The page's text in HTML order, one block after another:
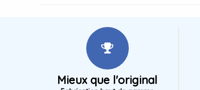
Mieux que l'original